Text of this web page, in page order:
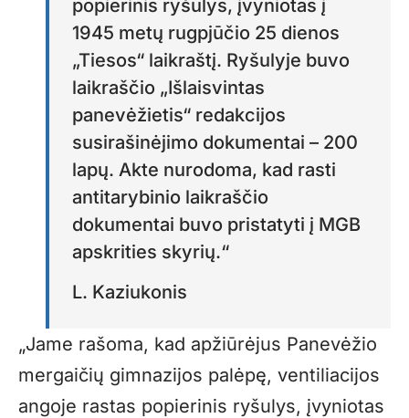
popierinis ryšulys, įvyniotas į
1945 metų rugpjūčio 25 dienos
„Tiesos“ laikraštį. Ryšulyje buvo
laikraščio „Išlaisvintas
panevėžietis“ redakcijos
susirašinėjimo dokumentai – 200
lapų. Akte nurodoma, kad rasti
antitarybinio laikraščio
dokumentai buvo pristatyti į MGB
apskrities skyrių.“
L. Kaziukonis
„Jame rašoma, kad apžiūrėjus Panevėžio
mergaičių gimnazijos palėpę, ventiliacijos
angoje rastas popierinis ryšulys, įvyniotas